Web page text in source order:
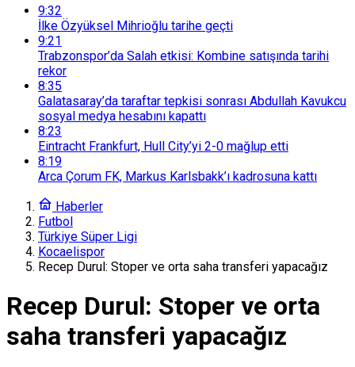
9:32
İlke Özyüksel Mihrioğlu tarihe geçti
9:21
Trabzonspor’da Salah etkisi: Kombine satışında tarihi
rekor
8:35
Galatasaray’da taraftar tepkisi sonrası Abdullah Kavukcu
sosyal medya hesabını kapattı
8:23
Eintracht Frankfurt, Hull City’yi 2-0 mağlup etti
8:19
Arca Çorum FK, Markus Karlsbakk’ı kadrosuna kattı
Haberler
Futbol
Türkiye Süper Ligi
Kocaelispor
Recep Durul: Stoper ve orta saha transferi yapacağız
Recep Durul: Stoper ve orta
saha transferi yapacağız